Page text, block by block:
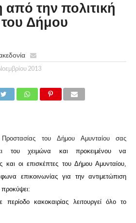
την πολιτική
Δήμου
2013
Προστασίας του Δήμου Αμυνταίου σας
του χειμώνα και προκειμένου να
και οι επισκέπτες του Δήμου Αμυνταίου,
επικοινωνίας για την αντιμετώπιση
κακοκαιρίας λειτουργεί όλο το